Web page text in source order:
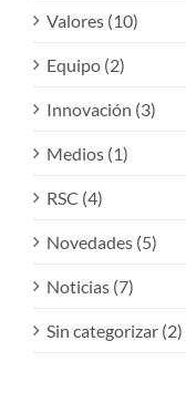
Valores (10)
Equipo (2)
Innovación (3)
Medios (1)
RSC (4)
Novedades (5)
Noticias (7)
Sin categorizar (2)